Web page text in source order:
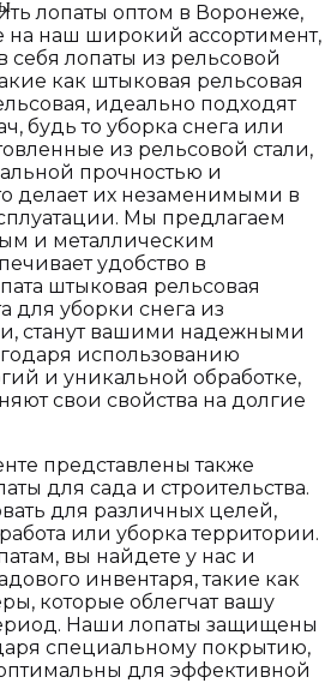
лопаты оптом в Воронеже,
на наш широкий ассортимент,
себя лопаты из рельсовой
как штыковая рельсовая
идеально подходят
будь то уборка снега или
из рельсовой стали,
прочностью и
делает их незаменимыми в
Мы предлагаем
и металлическим
удобство в
штыковая рельсовая
для уборки снега из
станут вашими надежными
использованию
и уникальной обработке,
свои свойства на долгие
представлены также
для сада и строительства.
для различных целей,
или уборка территории.
вы найдете у нас и
инвентаря, такие как
которые облегчат вашу
Наши лопаты защищены
специальному покрытию,
для эффективной